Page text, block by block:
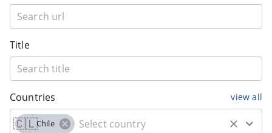
Title
Countries view all
🇨🇱Chile